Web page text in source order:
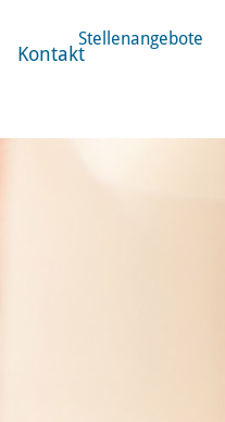
Kontakt
Stellenangebote